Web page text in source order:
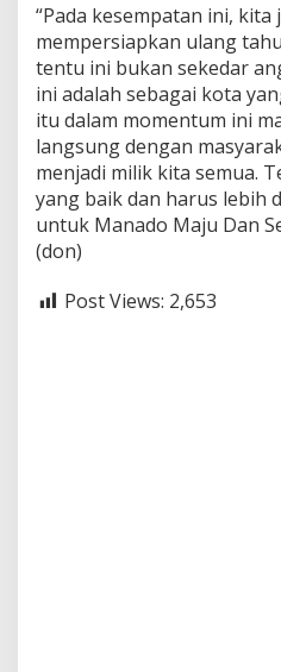
“Pada kesempatan ini, kita
mempersiapkan ulang
tentu ini bukan sekedar
ini adalah sebagai kota
itu dalam momentum ini
langsung dengan
menjadi milik kita semua.
yang baik dan harus lebih
untuk Manado Maju Dan
(don)
Post Views: 2,653